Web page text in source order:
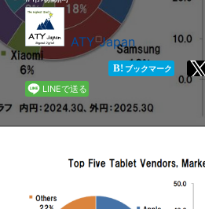
ATY Japan
B! ブックマーク
LINEで送る